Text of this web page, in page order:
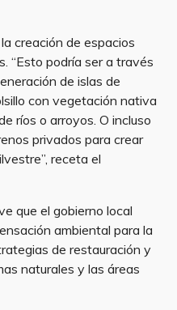
creación de espacios
“Esto podría ser a través
de islas de
con vegetación nativa
ríos o arroyos. O incluso
privados para crear
receta el
que el gobierno local
ambiental para la
de restauración y
naturales y las áreas